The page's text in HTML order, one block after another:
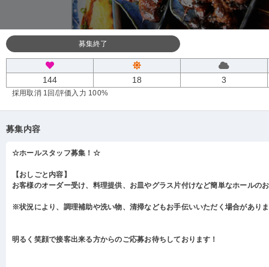
募集終了
144 18 3
採用取消 1回 /評価入力 100%
募集内容
☆ホールスタッフ募集！☆
【おしごと内容】
お客様のオーダー受け、料理提供、お皿やグラス片付けなど簡単なホールの
※状況により、調理補助や洗い物、清掃などもお手伝いいただく場合があり
明るく笑顔で接客出来る方からのご応募お待ちしております！